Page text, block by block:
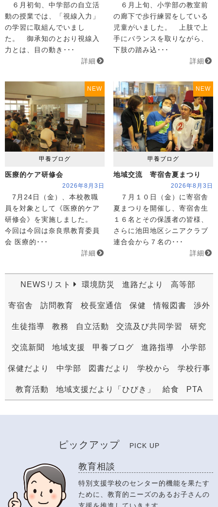
６月初旬、中学部の自立活
動の授業では、「視線入力」
の学習に取組んでいまし
た。 御承知のとおり視線入
力とは、目の動き･･･
詳細
６月上旬、小学部の教室前
の廊下で歩行練習をしている
児童がいました。 上肢で上
手にバランスを取りながら、
下肢の踏み込･･･
詳細
NEW
甲養ブログ
医療的ケア研修会
2026年8月3日
7月24日（金）、本校教職
員を対象として《医療的ケア
研修会》を実施しました。
今回は今回は奈良県教育委員
会 医療的･･･
詳細
NEW
甲養ブログ
地域交流 寄宿舎夏まつり
2026年8月3日
７月１０日（金）に寄宿舎
夏まつりを開催し、寄宿舎生
１６名とその保護者の皆様、
さらに池田地区シニアクラブ
連合会から７名の･･･
詳細
NEWSリスト 環境防災 進路だより 高等部
寄宿舎 訪問教育 校長室通信 保健 情報図書 渉外
生徒指導 教務 自立活動 交流及び共同学習 研究
交流新聞 地域支援 甲養ブログ 進路指導 小学部
保健だより 中学部 図書だより 学校から 学校行事
教育活動 地域支援だより「ひびき」 給食 PTA
ピックアップ PICK UP
教育相談
特別支援学校のセンター的機能を果たす
ために、教育的ニーズのあるお子さんの